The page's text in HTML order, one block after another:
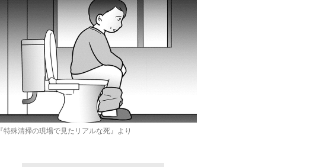
『特殊清掃の現場で見たリアルな死』より